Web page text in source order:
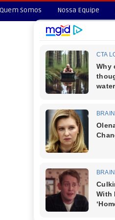
Quem Somos Nossa Equipe